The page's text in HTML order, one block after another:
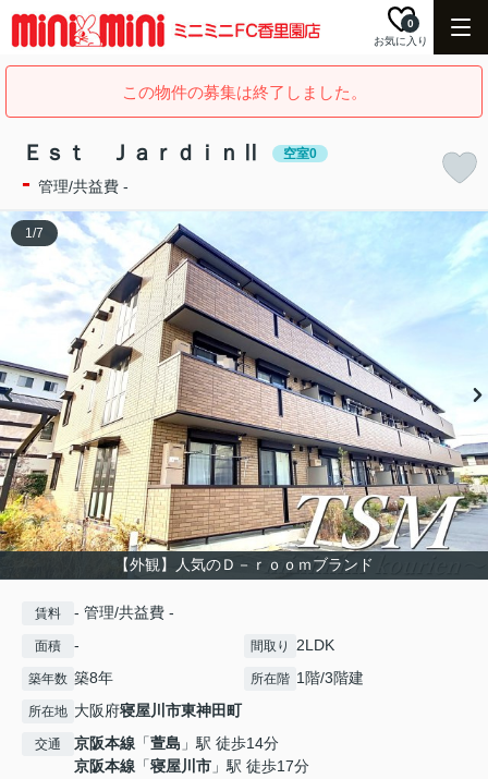
お気に入り
0
この物件の募集は終了しました。
Ｅｓｔ ＪａｒｄｉｎⅡ 空室0
- 管理/共益費 -
【外観】人気のＤ－ｒｏｏｍブランド
1/7
賃料 - 管理/共益費 -
面積 - 間取り 2LDK
築年数 築8年 所在階 1階/3階建
所在地 大阪府寝屋川市東神田町
交通 京阪本線 「萱島 」駅 徒歩14分
京阪本線 「寝屋川市 」駅 徒歩17分